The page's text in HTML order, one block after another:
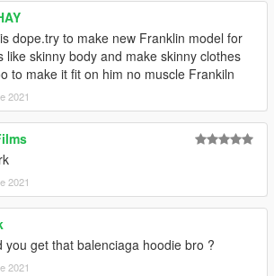
dope.try to make new Franklin model for
like skinny body and make skinny clothes
to make it fit on him no muscle Frankiln
2021
2021
you get that balenciaga hoodie bro ?
2021